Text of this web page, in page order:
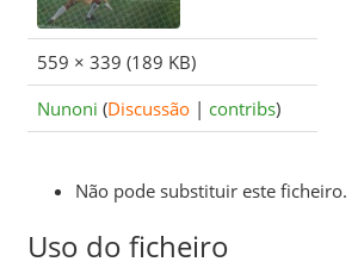
559 × 339 (189 KB)
Nunoni (Discussão| contribs)
Não pode substituir este ficheiro.
Uso do ficheiro